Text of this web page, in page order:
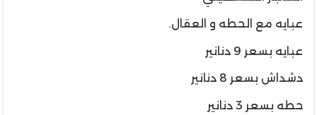
عبايه مع الحطه و العقال.
عبايه بسعر 9 دنانير
دشداش بسعر 8 دنانير
حطه بسعر 3 دنانير